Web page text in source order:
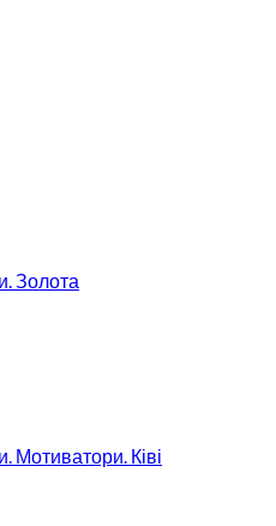
Золота
Мотиватори. Ківі